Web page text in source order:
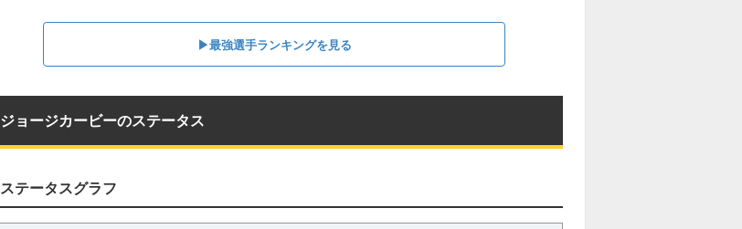
▶︎最強選手ランキングを見る
ジョージカービーのステータス
ステータスグラフ